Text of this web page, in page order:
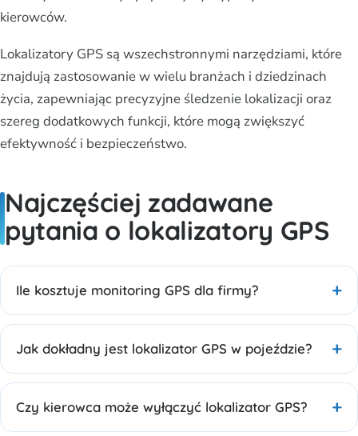
kierowców.
Lokalizatory GPS są wszechstronnymi narzędziami, które
znajdują zastosowanie w wielu branżach i dziedzinach
życia, zapewniając precyzyjne śledzenie lokalizacji oraz
szereg dodatkowych funkcji, które mogą zwiększyć
efektywność i bezpieczeństwo.
Najczęściej zadawane
pytania o lokalizatory GPS
Ile kosztuje monitoring GPS dla firmy?
Jak dokładny jest lokalizator GPS w pojeździe?
Czy kierowca może wyłączyć lokalizator GPS?